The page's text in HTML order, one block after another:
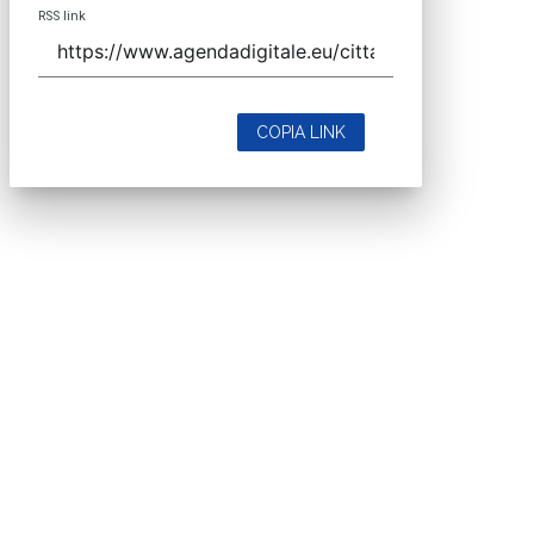
RSS link
COPIA LINK